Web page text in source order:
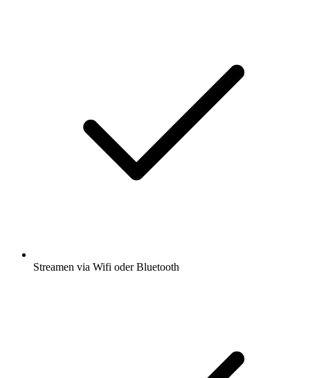
Streamen via Wifi oder Bluetooth